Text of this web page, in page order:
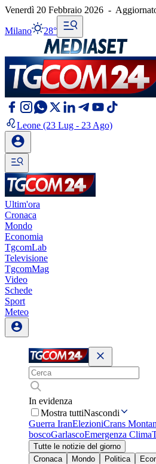
Venerdì 20 Febbraio 2026 -
Milano 28°
Leone (23 Lug - 23 Ago)
Ultim'ora
Cronaca
Mondo
Economia
TgcomLab
Televisione
TgcomMag
Video
Schede
Sport
Meteo
In evidenza
Mostra tuttiNascondi
Guerra IranElezioniCrans
boscoGarlascoEmergenza Clima
Tutte le notizie del giorno
Cronaca
Mondo Politica